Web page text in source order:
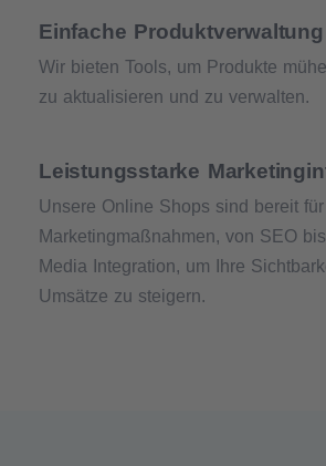
Einfache Produktverwaltung
Wir bieten Tools, um Produkte
zu aktualisieren und zu verwalten.
Leistungsstarke
Unsere Online Shops sind bereit für
Marketingmaßnahmen, von SEO
Media Integration, um Ihre
Umsätze zu steigern.